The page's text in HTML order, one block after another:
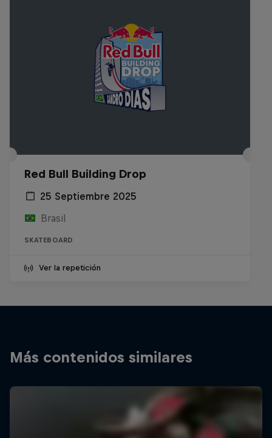
Red Bull Building Drop
25 Septiembre 2025
Brasil
SKATEBOARD
Ver la repetición
Más contenidos similares